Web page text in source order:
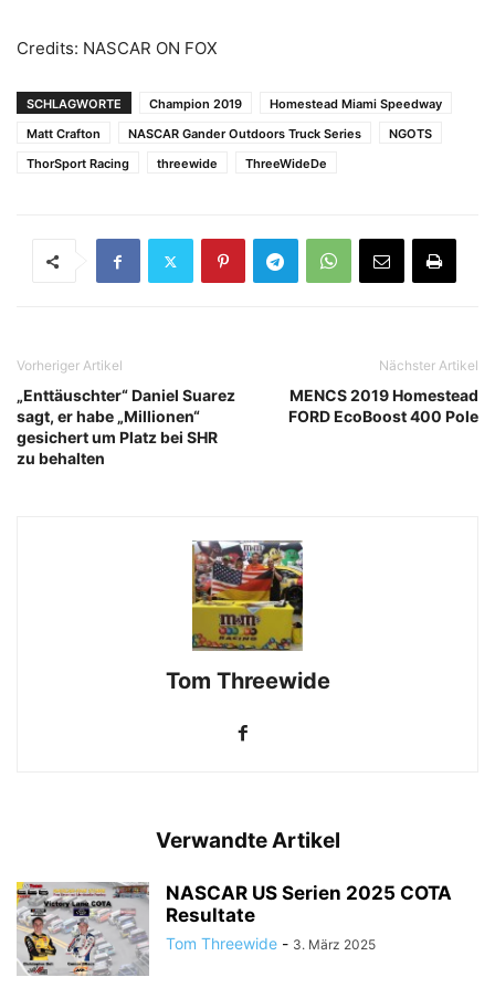
Credits: NASCAR ON FOX
SCHLAGWORTE Champion 2019
Homestead Miami Speedway
Matt Crafton
NASCAR Gander Outdoors Truck Series
NGOTS
ThorSport Racing
threewide ThreeWideDe
Vorheriger Artikel
„Enttäuschter“ Daniel Suarez
sagt, er habe „Millionen“
gesichert um Platz bei SHR
zu behalten
Nächster Artikel
MENCS 2019 Homestead
FORD EcoBoost 400 Pole
Tom Threewide
Verwandte Artikel
NASCAR US Serien 2025 COTA
Resultate
Tom Threewide - 3. März 2025